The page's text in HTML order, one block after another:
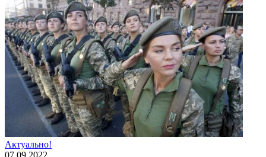
Актуально!
07.09.2022